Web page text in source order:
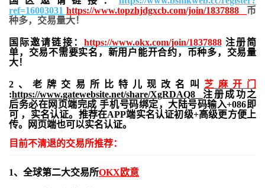
ref=16003031 https://www.topzhjdgxcb.com/join/1837888 币
种多，交易量大！
国际邀请链接： https://www.okx.com/join/1837888注册简
单，交易不需要实名，新用户能开合约， 币种多，交易量
大！
2、老牌交易所比特儿现改名叫 芝麻开门
:https://www.gatewebsite.net/share/XgRDAQ8 注册成功之
后务必在网页端完成 手机号码绑定，大陆号码输入+086即
可 ，实名认证。推荐在APP端实名认证初级+高级更方便上
传。网页端也可以实名认证。
目前不清退的交易所推荐：
1、全球第二大交易所OKX欧意